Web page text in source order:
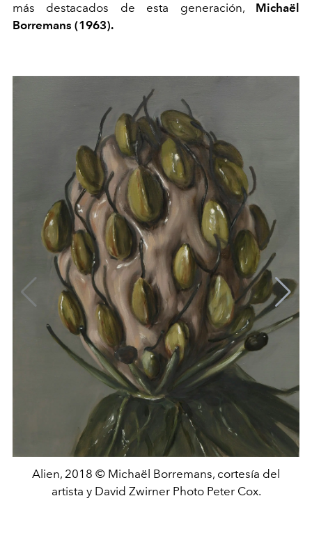
más destacados de esta generación, Michaël
Borremans (1963).
Alien, 2018 © Michaël Borremans, cortesía del
artista y David Zwirner Photo Peter Cox.